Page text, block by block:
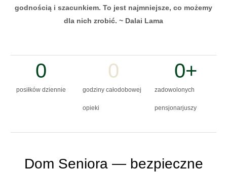
godnością i szacunkiem. To jest najmniejsze, co możemy
dla nich zrobić. ~ Dalai Lama
posiłków dziennie
0
godziny całodobowej
opieki
0
zadowolonych
pensjonarjuszy
0+
Dom Seniora — bezpieczne